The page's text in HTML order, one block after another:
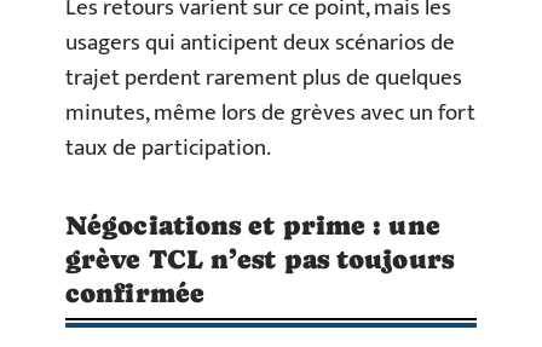
Les retours varient sur ce point, mais les
usagers qui anticipent deux scénarios de
trajet perdent rarement plus de quelques
minutes, même lors de grèves avec un fort
taux de participation.
Négociations et prime : une
grève TCL n’est pas toujours
confirmée